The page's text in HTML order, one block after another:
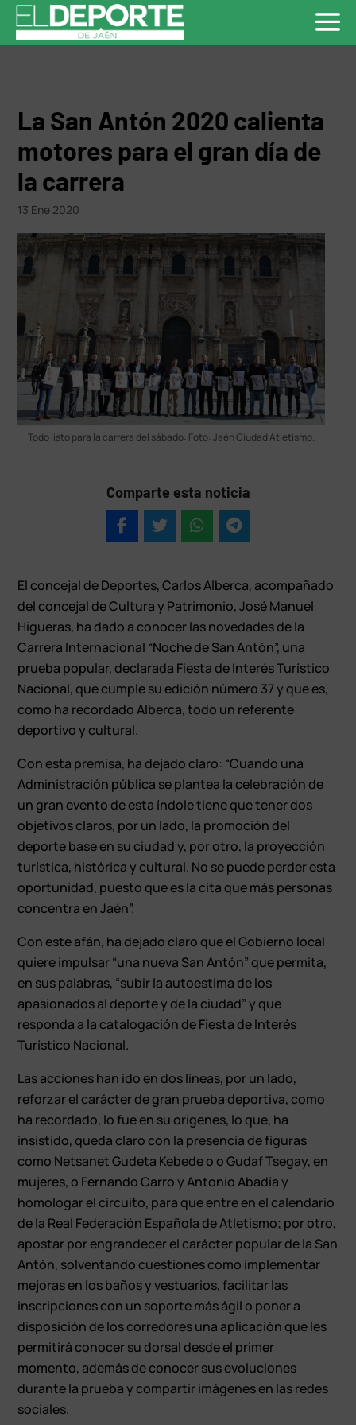
La San Antón 2020 calienta
motores para el gran día de
la carrera
13 Ene 2020
Todo listo para la carrera del sábado: Foto: Jaén Ciudad Atletismo.
Comparte esta noticia
El concejal de Deportes, Carlos Alberca, acompañado
del concejal de Cultura y Patrimonio, José Manuel
Higueras, ha dado a conocer las novedades de la
Carrera Internacional “Noche de San Antón”, una
prueba popular, declarada Fiesta de Interés Turístico
Nacional, que cumple su edición número 37 y que es,
como ha recordado Alberca, todo un referente
deportivo y cultural.
Con esta premisa, ha dejado claro: “Cuando una
Administración pública se plantea la celebración de
un gran evento de esta índole tiene que tener dos
objetivos claros, por un lado, la promoción del
deporte base en su ciudad y, por otro, la proyección
turística, histórica y cultural. No se puede perder esta
oportunidad, puesto que es la cita que más personas
concentra en Jaén”.
Con este afán, ha dejado claro que el Gobierno local
quiere impulsar “una nueva San Antón” que permita,
en sus palabras, “subir la autoestima de los
apasionados al deporte y de la ciudad” y que
responda a la catalogación de Fiesta de Interés
Turístico Nacional.
Las acciones han ido en dos líneas, por un lado,
reforzar el carácter de gran prueba deportiva, como
ha recordado, lo fue en su orígenes, lo que, ha
insistido, queda claro con la presencia de figuras
como Netsanet Gudeta Kebede o o Gudaf Tsegay, en
mujeres, o Fernando Carro y Antonio Abadía y
homologar el circuito, para que entre en el calendario
de la Real Federación Española de Atletismo; por otro,
apostar por engrandecer el carácter popular de la San
Antón, solventando cuestiones como implementar
mejoras en los baños y vestuarios, facilitar las
inscripciones con un soporte más ágil o poner a
disposición de los corredores una aplicación que les
permitirá conocer su dorsal desde el primer
momento, además de conocer sus evoluciones
durante la prueba y compartir imágenes en las redes
sociales.